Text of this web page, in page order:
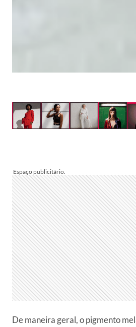
De maneira geral, o pigmento